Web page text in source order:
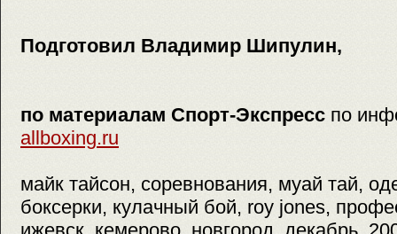
Подготовил Владимир Шипулин,
по материалам Спорт-Экспресс по
allboxing.ru
майк тайсон, соревнования, муай тай,
боксерки, кулачный бой, roy jones,